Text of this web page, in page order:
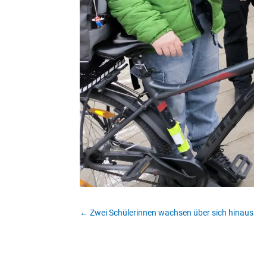
←Zwei Schülerinnen wachsen über sich hinaus